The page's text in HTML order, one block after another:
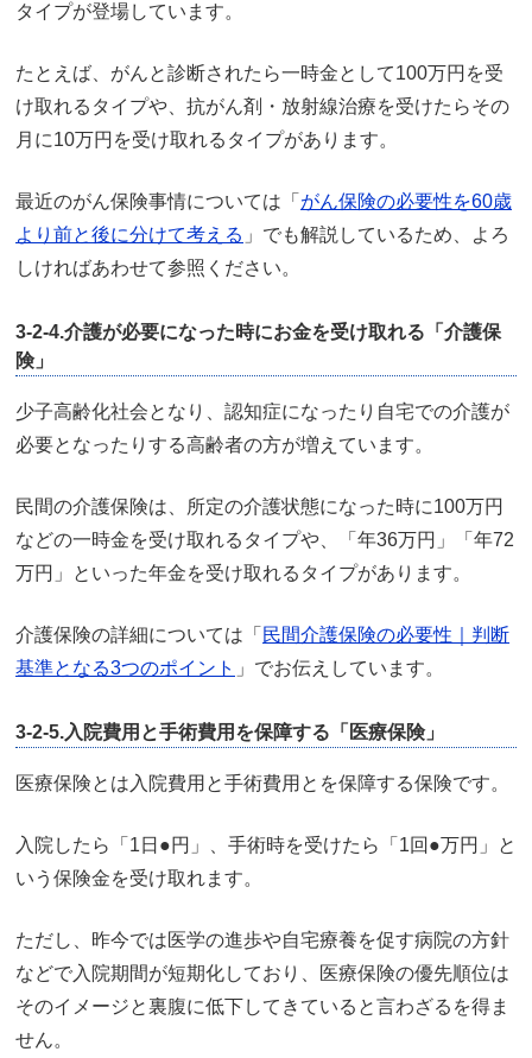
タイプが登場しています。
たとえば、がんと診断されたら一時金として100万円を受
け取れるタイプや、抗がん剤・放射線治療を受けたらその
月に10万円を受け取れるタイプがあります。
最近のがん保険事情については「 がん保険の必要性を60歳
より前と後に分けて考える 」でも解説しているため、よろ
しければあわせて参照ください。
3-2-4.介護が必要になった時にお金を受け取れる「介護保
険」
少子高齢化社会となり、認知症になったり自宅での介護が
必要となったりする高齢者の方が増えています。
民間の介護保険は、所定の介護状態になった時に100万円
などの一時金を受け取れるタイプや、「年36万円」「年72
万円」といった年金を受け取れるタイプがあります。
介護保険の詳細については「 民間介護保険の必要性｜判断
基準となる3つのポイント 」でお伝えしています。
3-2-5.入院費用と手術費用を保障する「医療保険」
医療保険とは入院費用と手術費用とを保障する保険です。
入院したら「1日●円」、手術時を受けたら「1回●万円」と
いう保険金を受け取れます。
ただし、昨今では医学の進歩や自宅療養を促す病院の方針
などで入院期間が短期化しており、医療保険の優先順位は
そのイメージと裏腹に低下してきていると言わざるを得ま
せん。